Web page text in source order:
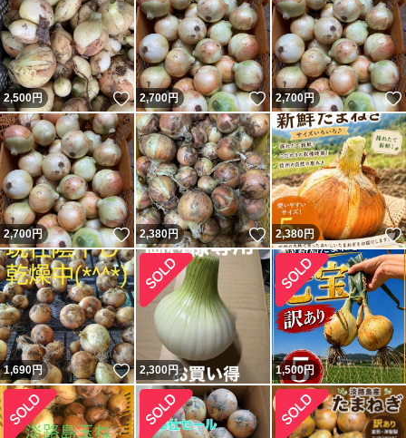
2,500円 いいね！
2,700円 いいね！
2,700円
2,700円 いいね！
2,380円 いいね！
2,380円
1,690円 いいね！
2,300円 1,500円